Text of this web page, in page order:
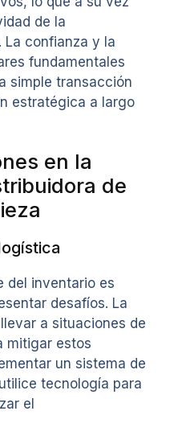
de la
La confianza y la
fundamentales
simple transacción
estratégica a largo
en la
de
del inventario es
desafíos. La
a situaciones de
mitigar estos
un sistema de
tecnología para
el